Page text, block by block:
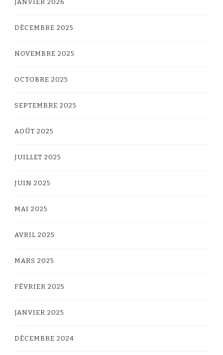
JANVIER 2026
DÉCEMBRE 2025
NOVEMBRE 2025
OCTOBRE 2025
SEPTEMBRE 2025
AOÛT 2025
JUILLET 2025
JUIN 2025
MAI 2025
AVRIL 2025
MARS 2025
FÉVRIER 2025
JANVIER 2025
DÉCEMBRE 2024